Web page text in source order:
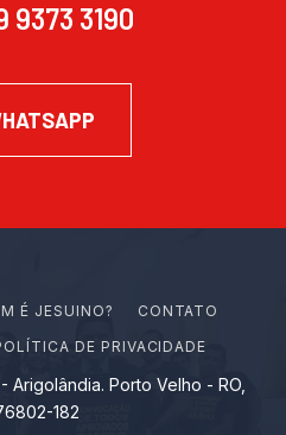
9373 3190
M É J ES U I N O?
CONTATO
DE PRIVACIDADE
Arigolândia. Porto Velho - RO,
182